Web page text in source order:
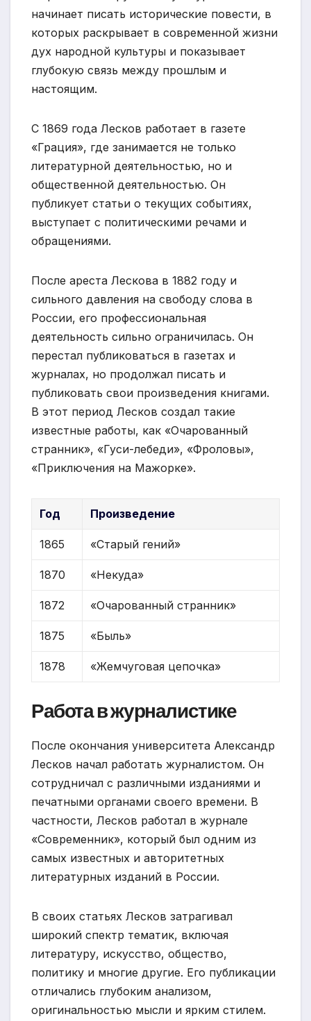
начинает писать исторические повести, в
которых раскрывает в современной жизни
дух народной культуры и показывает
глубокую связь между прошлым и
настоящим.
С 1869 года Лесков работает в газете
«Грация», где занимается не только
литературной деятельностью, но и
общественной деятельностью. Он
публикует статьи о текущих событиях,
выступает с политическими речами и
обращениями.
После ареста Лескова в 1882 году и
сильного давления на свободу слова в
России, его профессиональная
деятельность сильно ограничилась. Он
перестал публиковаться в газетах и
журналах, но продолжал писать и
публиковать свои произведения книгами.
В этот период Лесков создал такие
известные работы, как «Очарованный
странник», «Гуси-лебеди», «Фроловы»,
«Приключения на Мажорке».
Год Произведение
1865 «Старый гений»
1870 «Некуда»
1872 «Очарованный странник»
1875 «Быль»
1878 «Жемчуговая цепочка»
Работа в журналистике
После окончания университета Александр
Лесков начал работать журналистом. Он
сотрудничал с различными изданиями и
печатными органами своего времени. В
частности, Лесков работал в журнале
«Современник», который был одним из
самых известных и авторитетных
литературных изданий в России.
В своих статьях Лесков затрагивал
широкий спектр тематик, включая
литературу, искусство, общество,
политику и многие другие. Его публикации
отличались глубоким анализом,
оригинальностью мысли и ярким стилем.